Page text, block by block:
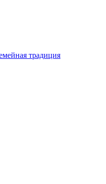
традиция